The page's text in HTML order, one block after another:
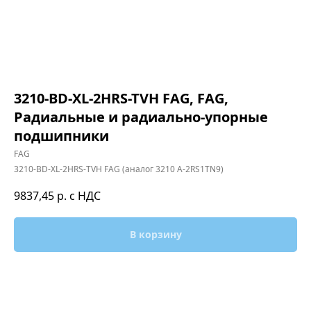
3210-BD-XL-2HRS-TVH FAG, FAG,
Радиальные и радиально-упорные
подшипники
FAG
3210-BD-XL-2HRS-TVH FAG (аналог 3210 A-2RS1TN9)
9837,45 р. с НДС
В корзину